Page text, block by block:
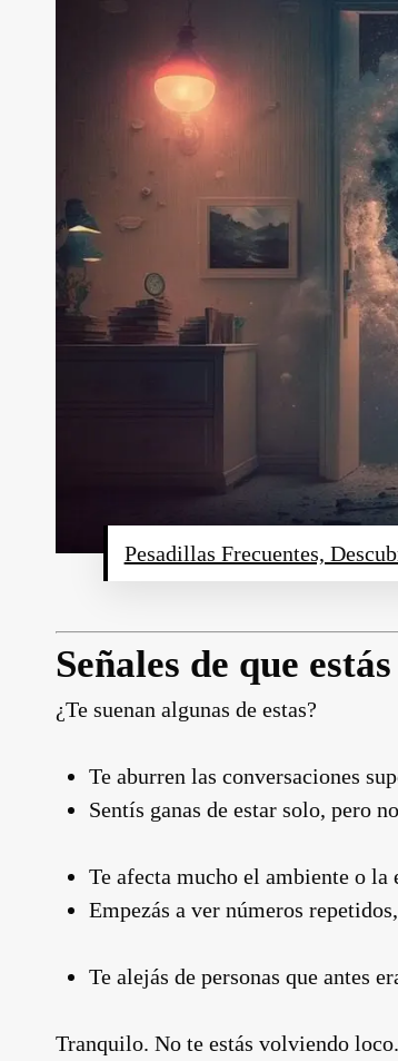
Pesadillas Frecuentes,
Señales de que
¿Te suenan algunas de estas?
Te aburren las conversaciones
Sentís ganas de estar solo, pero
Te afecta mucho el ambiente o la
Empezás a ver números
Te alejás de personas que antes
Tranquilo. No te estás volviendo